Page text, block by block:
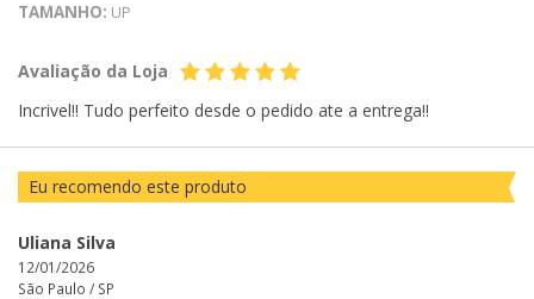
TAMANHO: UP
Avaliação da Loja
Incrivel!! Tudo perfeito desde o pedido ate a entrega!!
Eu recomendo este produto
Uliana Silva
12/01/2026
São Paulo / SP